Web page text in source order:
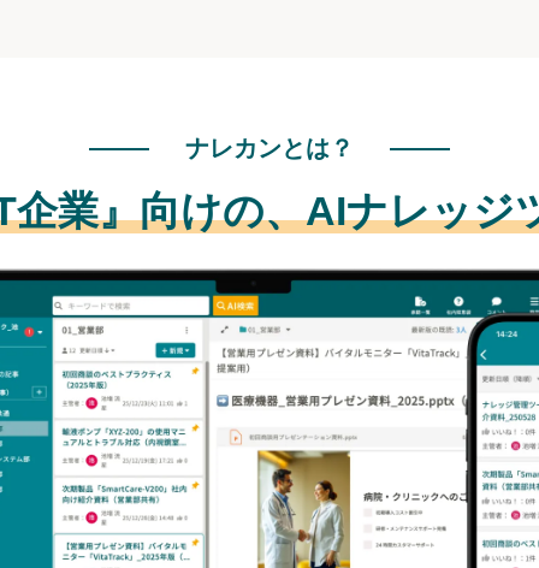
ナレカンとは？
企業』向けの、AIナレッジ